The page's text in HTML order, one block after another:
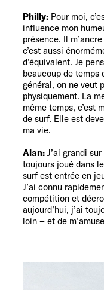
Philly: Pour moi,
influence mon
présence. Il
c’est aussi
d’équivalent. Je
beaucoup de temps
général, on ne veut
physiquement. La
même temps, c’est
de surf. Elle est
ma vie.
Alan: J’ai grandi
toujours joué dans
surf est entrée en
J’ai connu
compétition et
aujourd’hui, j’ai
loin – et de